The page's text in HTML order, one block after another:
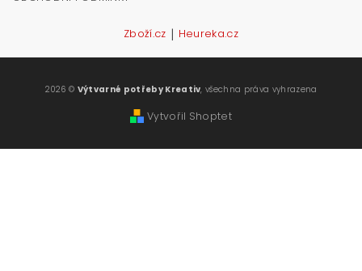
Zboží.cz | Heureka.cz
2026 © Výtvarné potřeby Kreativ, všechna práva vyhrazena
Vytvořil Shoptet